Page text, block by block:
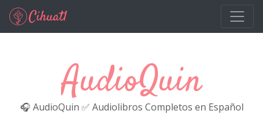
Ir al contenido principal
AudioQuin
🎧 AudioQuin ✅ Audiolibros Completos en Español